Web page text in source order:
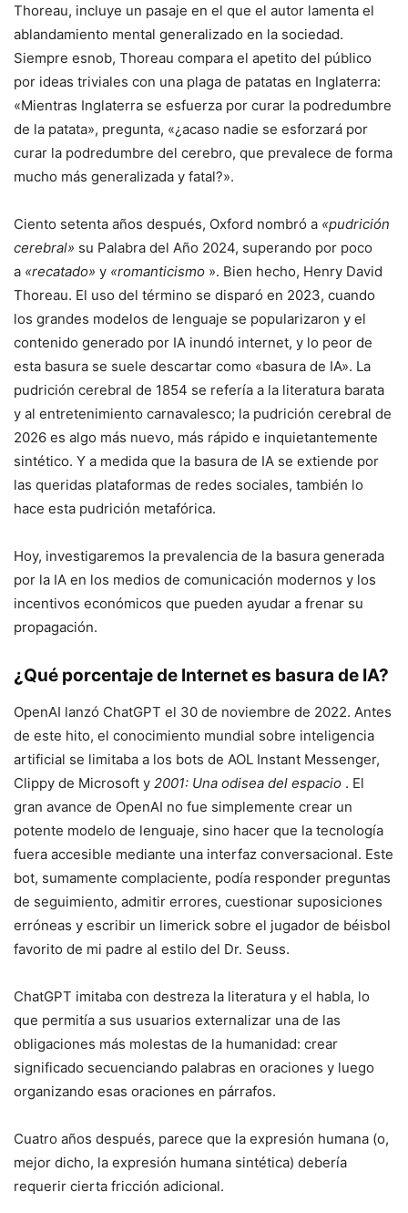
Thoreau, incluye un pasaje en el que el autor lamenta el
ablandamiento mental generalizado en la sociedad.
Siempre esnob, Thoreau compara el apetito del público
por ideas triviales con una plaga de patatas en Inglaterra:
«Mientras Inglaterra se esfuerza por curar la podredumbre
de la patata», pregunta, «¿acaso nadie se esforzará por
curar la podredumbre del cerebro, que prevalece de forma
mucho más generalizada y fatal?».
Ciento setenta años después, Oxford nombró a «pudrición
cerebral» su Palabra del Año 2024, superando por poco
a «recatado» y «romanticismo ». Bien hecho, Henry David
Thoreau. El uso del término se disparó en 2023, cuando
los grandes modelos de lenguaje se popularizaron y el
contenido generado por IA inundó internet, y lo peor de
esta basura se suele descartar como «basura de IA». La
pudrición cerebral de 1854 se refería a la literatura barata
y al entretenimiento carnavalesco; la pudrición cerebral de
2026 es algo más nuevo, más rápido e inquietantemente
sintético. Y a medida que la basura de IA se extiende por
las queridas plataformas de redes sociales, también lo
hace esta pudrición metafórica.
Hoy, investigaremos la prevalencia de la basura generada
por la IA en los medios de comunicación modernos y los
incentivos económicos que pueden ayudar a frenar su
propagación.
¿Qué porcentaje de Internet es basura de IA?
OpenAI lanzó ChatGPT el 30 de noviembre de 2022. Antes
de este hito, el conocimiento mundial sobre inteligencia
artificial se limitaba a los bots de AOL Instant Messenger,
Clippy de Microsoft y 2001: Una odisea del espacio . El
gran avance de OpenAI no fue simplemente crear un
potente modelo de lenguaje, sino hacer que la tecnología
fuera accesible mediante una interfaz conversacional. Este
bot, sumamente complaciente, podía responder preguntas
de seguimiento, admitir errores, cuestionar suposiciones
erróneas y escribir un limerick sobre el jugador de béisbol
favorito de mi padre al estilo del Dr. Seuss.
ChatGPT imitaba con destreza la literatura y el habla, lo
que permitía a sus usuarios externalizar una de las
obligaciones más molestas de la humanidad: crear
significado secuenciando palabras en oraciones y luego
organizando esas oraciones en párrafos.
Cuatro años después, parece que la expresión humana (o,
mejor dicho, la expresión humana sintética) debería
requerir cierta fricción adicional.